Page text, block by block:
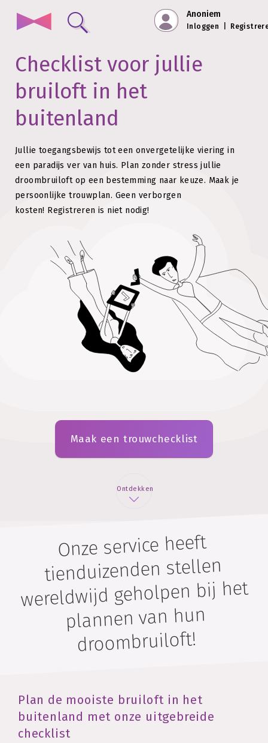
Anoniem
Inloggen
Checklist voor jullie
bruiloft in het
buitenland
Jullie toegangsbewijs tot een onvergetelijke viering in
een paradijs ver van huis. Plan zonder stress jullie
droombruiloft op een bestemming naar keuze. Maak je
persoonlijke trouwplan. Geen verborgen
kosten! Registreren is niet nodig!
Maak een trouwchecklist
Ontdekken
Onze service heeft
tienduizenden stellen
wereldwijd geholpen bij het
plannen van hun
droombruiloft!
Plan de mooiste bruiloft in het
buitenland met onze uitgebreide
checklist